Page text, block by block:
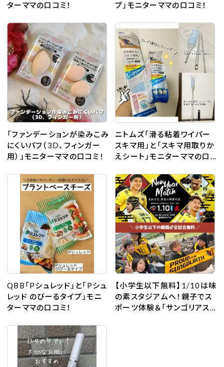
ターママの口コミ！
プ」モニターママの口コミ！
「ファンデーションが染みこみ
にくいパフ（3D、フィンガー
用）」モニターママの口コミ！
ニトムズ「滑る粘着ワイパー
スキマ用」と「スキマ用取りか
えシート」モニターママの口
QBB「Pシュレッド」と「Pシュ
レッド のびーるタイプ」モニ
ターママの口コミ！
【小学生以下無料】1/10は味
の素スタジアムへ！親子でス
ポーツ体験＆「サンゴリアス」